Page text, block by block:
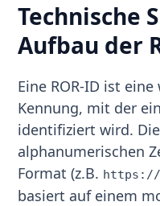
Technische
Aufbau der
Eine ROR-ID ist
Kennung, mit der
identifiziert wird.
alphanumerischen
Format (z.B. https://
basiert auf einem